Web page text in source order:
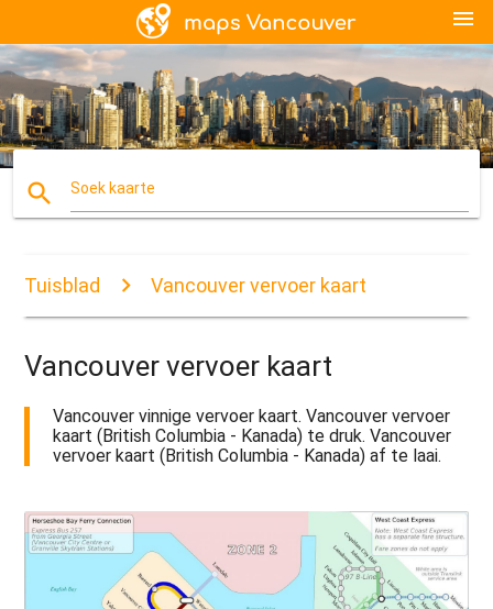
menu
search Soek kaarte
Tuisblad Vancouver vervoer kaart
Vancouver vervoer kaart
Vancouver vinnige vervoer kaart. Vancouver vervoer
kaart (British Columbia - Kanada) te druk. Vancouver
vervoer kaart (British Columbia - Kanada) af te laai.